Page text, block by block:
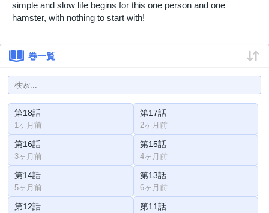
simple and slow life begins for this one person and one
hamster, with nothing to start with!
巻一覧
第18話
1ヶ月前
第17話
2ヶ月前
第16話
3ヶ月前
第15話
4ヶ月前
第14話
5ヶ月前
第13話
6ヶ月前
第12話 第11話